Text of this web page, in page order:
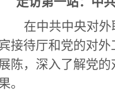
在中共中央对
接待厅和党的对
陈，深入了解党
。